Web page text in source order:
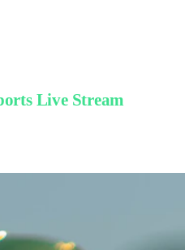
Live Stream